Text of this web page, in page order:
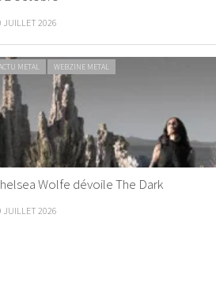
JUILLET 2026
METAL WEBZINE METAL
Wolfe dévoile The Dark
JUILLET 2026